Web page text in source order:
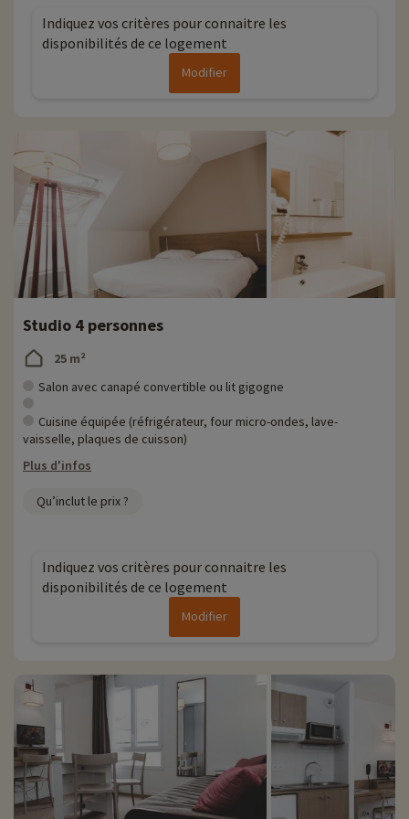
Indiquez vos critères pour connaitre les
disponibilités de ce logement
Modifier
Studio 4 personnes
25 m²
Salon avec canapé convertible ou lit gigogne
Cuisine équipée (réfrigérateur, four micro-ondes, lave-
vaisselle, plaques de cuisson)
Plus d'infos
Qu’inclut le prix ?
Indiquez vos critères pour connaitre les
disponibilités de ce logement
Modifier